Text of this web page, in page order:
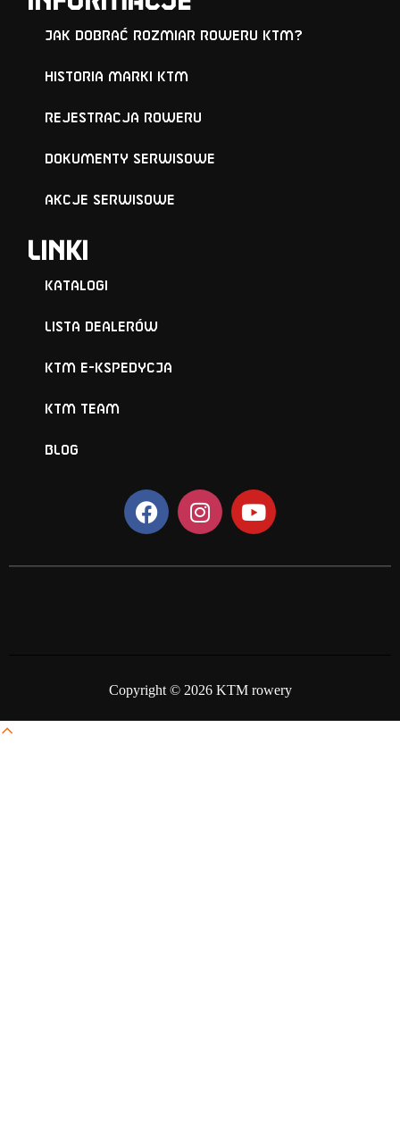
Jak dobrać rozmiar roweru KTM?
Historia marki KTM
Rejestracja roweru
Dokumenty serwisowe
Akcje serwisowe
Linki
Katalogi
Lista Dealerów
KTM e-KSPEDYCJA
KTM TEAM
BLOG
Copyright © 2026 KTM rowery